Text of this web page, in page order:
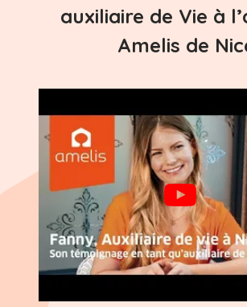
auxiliaire de Vie à
Amelis de